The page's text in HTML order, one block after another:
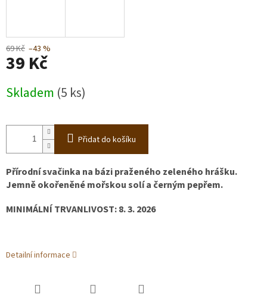
69 Kč –43 %
39 Kč
cena:
Skladem (5 ks)
Přidat do košíku
Přírodní svačinka na bázi praženého zeleného hrášku.
Jemně okořeněné mořskou solí a černým pepřem.
MINIMÁLNÍ TRVANLIVOST: 8. 3. 2026
Detailní informace